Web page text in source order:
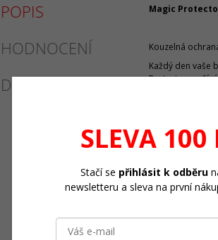
POPIS
HODNOCENÍ
DISKUZE
Magic
Kouzelná
Každý den vaše
Protector
které na
má lotosový
zachovává
syntetiku, textil i
PFC, které jsou
Proč zvolit Magic
Šetrné
plynů –
SLEVA 100
Stačí se přihlásit k odběru
newsletteru a sleva na první